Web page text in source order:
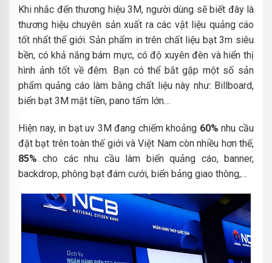
Khi nhắc đến thương hiệu 3M, người dùng sẽ biết đây là
thương hiệu chuyên sản xuất ra các vật liệu quảng cáo
tốt nhất thế giới. Sản phẩm in trên chất liệu bạt 3m siêu
bền, có khả năng bám mực, có độ xuyên đèn và hiển thị
hình ảnh tốt về đêm. Bạn có thể bắt gặp một số sản
phẩm quảng cáo làm bằng chất liệu này như: Billboard,
biển bạt 3M mặt tiền, pano tấm lớn…
Hiện nay, in bạt uv 3M đang chiếm khoảng 60% nhu cầu
đặt bạt trên toàn thế giới và Việt Nam còn nhiều hơn thế,
85% cho các nhu cầu làm biển quảng cáo, banner,
backdrop, phông bạt đám cưới, biển bảng giao thông,…